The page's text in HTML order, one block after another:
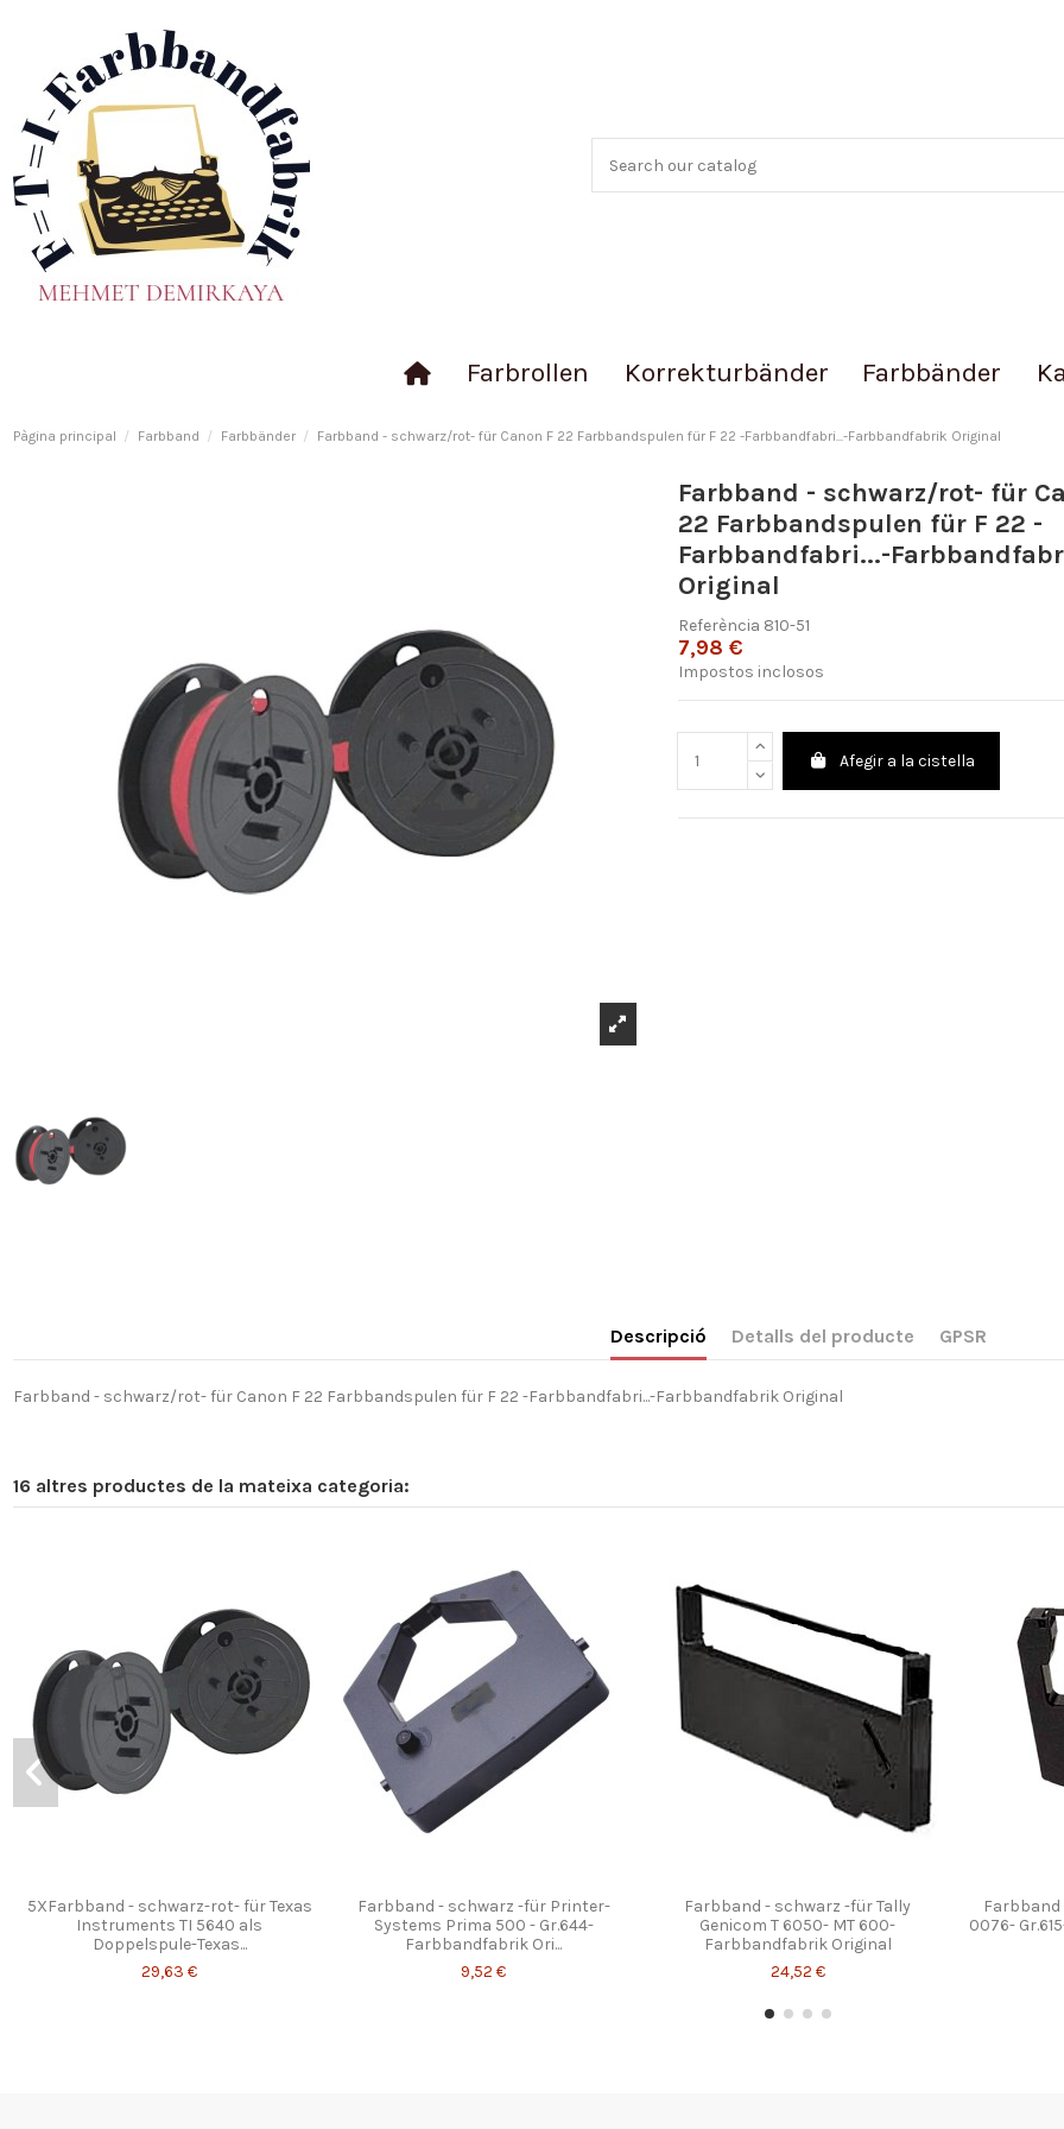
Farbrollen Korrekturbänder Farbbänder
Pàgina principal Farbband Farbbänder Farbband - schwarz/rot- für Canon F 22 Farbbandspulen für F 22 -Farbbandfabri...-Farbbandfabrik Original
Farbband - schwarz/rot- für
22 Farbbandspulen für F 22 -
Farbbandfabri...-
Original
Referència 810-51
7,98 €
Impostos inclosos
Afegir a la cistella
Descripció Detalls del producte GPSR
Farbband - schwarz/rot- für Canon F 22 Farbbandspulen für F 22 -Farbbandfabri...-Farbbandfabrik Original
16 altres productes de la mateixa categoria:
5XFarbband - schwarz-rot- für Texas
Instruments TI 5640 als
Doppelspule-Texas...
29,63 €
Farbband - schwarz -für Printer-
Systems Prima 500 - Gr.644-
Farbbandfabrik Ori...
9,52 €
Farbband - schwarz -für Tally
Genicom T 6050- MT 600-
Farbbandfabrik Original
24,52 €
Farbband
0076-